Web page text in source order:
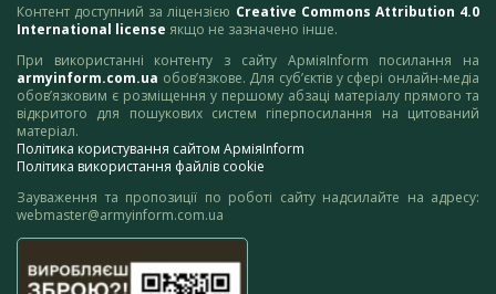
Контент доступний за ліцензією Creative Commons Attribution 4.0
International license якщо не зазначено інше.
При використанні контенту з сайту АрміяInform посилання на
armyinform.com.ua обов’язкове. Для суб’єктів у сфері онлайн-медіа
обов’язковим є розміщення у першому абзаці матеріалу прямого та
відкритого для пошукових систем гіперпосилання на цитований
матеріал.
Політика користування сайтом АрміяInform
Політика використання файлів cookie
Зауваження та пропозиції по роботі сайту надсилайте на адресу:
webmaster@armyinform.com.ua